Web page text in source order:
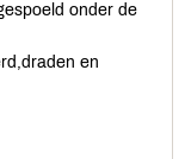
onder de
en